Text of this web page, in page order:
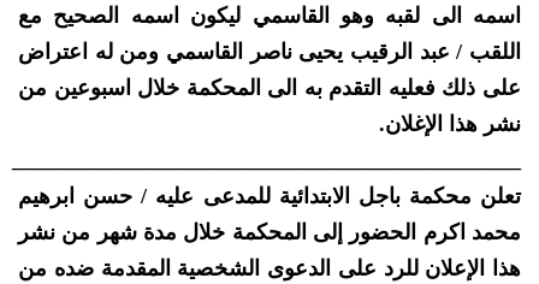
اسمه الى لقبه وهو القاسمي ليكون اسمه الصحيح مع
اللقب / عبد الرقيب يحيى ناصر القاسمي ومن له اعتراض
على ذلك فعليه التقدم به الى المحكمة خلال اسبوعين من
نشر هذا الإغلان.
تعلن محكمة باجل الابتدائية للمدعى عليه / حسن ابرهيم
محمد اكرم الحضور إلى المحكمة خلال مدة شهر من نشر
هذا الإعلان للرد على الدعوى الشخصية المقدمة ضده من